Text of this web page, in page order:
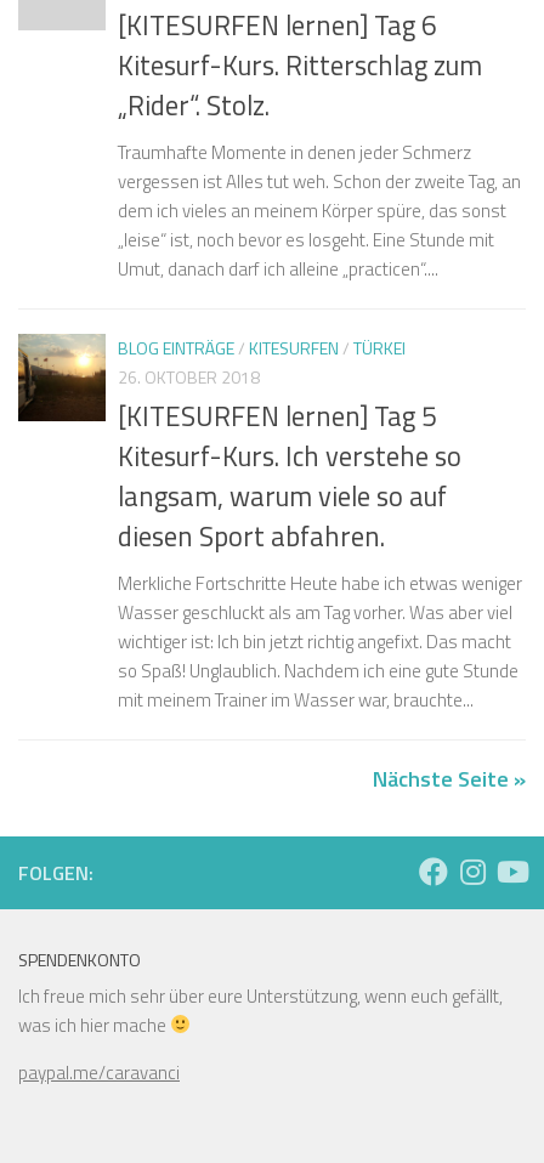
[KITESURFEN lernen] Tag 6
Kitesurf-Kurs. Ritterschlag zum
„Rider“. Stolz.
Traumhafte Momente in denen jeder Schmerz
vergessen ist Alles tut weh. Schon der zweite Tag, an
dem ich vieles an meinem Körper spüre, das sonst
„leise“ ist, noch bevor es losgeht. Eine Stunde mit
Umut, danach darf ich alleine „practicen“....
BLOG EINTRÄGE/KITESURFEN/TÜRKEI
26. OKTOBER 2018
[KITESURFEN lernen] Tag 5
Kitesurf-Kurs. Ich verstehe so
langsam, warum viele so auf
diesen Sport abfahren.
Merkliche Fortschritte Heute habe ich etwas weniger
Wasser geschluckt als am Tag vorher. Was aber viel
wichtiger ist: Ich bin jetzt richtig angefixt. Das macht
so Spaß! Unglaublich. Nachdem ich eine gute Stunde
mit meinem Trainer im Wasser war, brauchte...
Nächste Seite »
FOLGEN:
SPENDENKONTO
Ich freue mich sehr über eure Unterstützung, wenn euch gefällt,
was ich hier mache
paypal.me/caravanci